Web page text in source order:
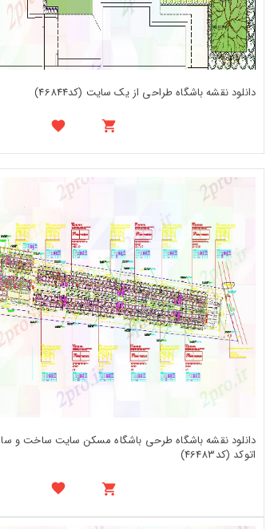
دانلود نقشه باشگاه طراحی از یک سایت (کد46844)
دانلود نقشه باشگاه طرحی باشگاه مسکن سایت ساخت و
اتوکد (کد46483)